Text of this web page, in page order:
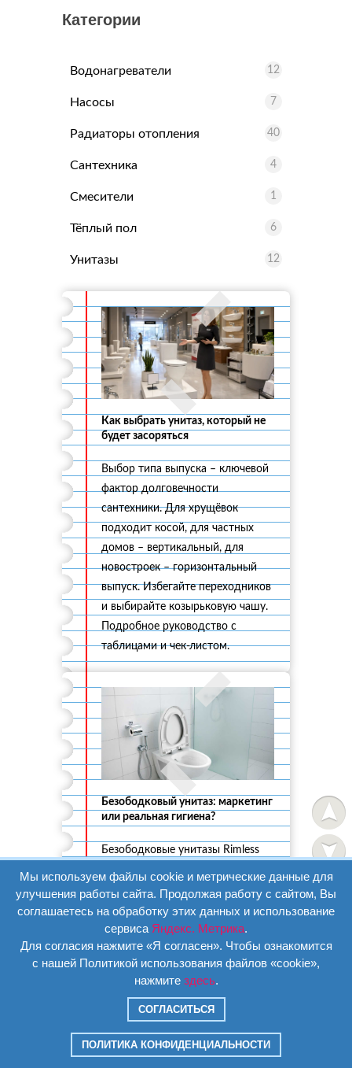
Категории
Водонагреватели 12
Насосы 7
Радиаторы отопления 40
Сантехника 4
Смесители 1
Тёплый пол 6
Унитазы 12
Как выбрать унитаз, который не
будет засоряться
Выбор типа выпуска – ключевой
фактор долговечности
сантехники. Для хрущёвок
подходит косой, для частных
домов – вертикальный, для
новостроек – горизонтальный
выпуск. Избегайте переходников
и выбирайте козырьковую чашу.
Подробное руководство с
таблицами и чек-листом.
Безободковый унитаз: маркетинг
или реальная гигиена?
Безободковые унитазы Rimless
ободком — основное место
скопления бактерий.
Исследования подтверждают:
технология реально улучшает
гигиену, упрощает уборку и
экономит воду. Но качество
зависит от производителя:
разбрызгивать воду. Переплата
Мы используем файлы cookie и метрические данные для
улучшения работы сайта. Продолжая работу с сайтом, Вы
соглашаетесь на обработку этих данных и использование
сервиса Яндекс. Метрика.
Для согласия нажмите «Я согласен». Чтобы ознакомится
с нашей Политикой использования файлов «cookie»,
нажмите здесь.
СОГЛАСИТЬСЯ
ПОЛИТИКА КОНФИДЕНЦИАЛЬНОСТИ